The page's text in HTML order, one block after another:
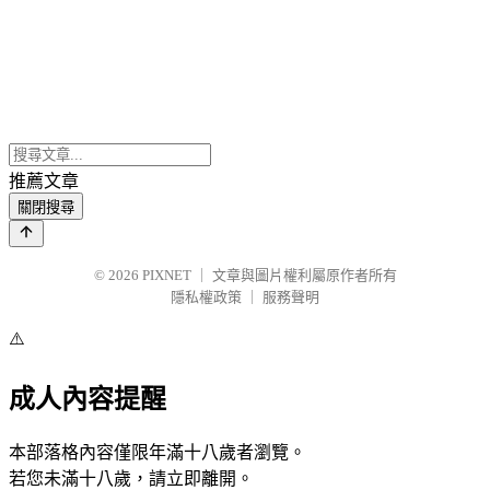
推薦文章
關閉搜尋
© 2026 PIXNET
文章與圖片權利屬原作者所有
隱私權政策
服務聲明
⚠️
成人內容提醒
本部落格內容僅限年滿十八歲者瀏覽。
若您未滿十八歲，請立即離開。